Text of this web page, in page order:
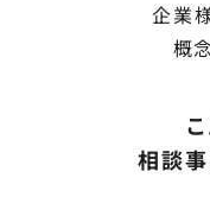
企業
概
相談